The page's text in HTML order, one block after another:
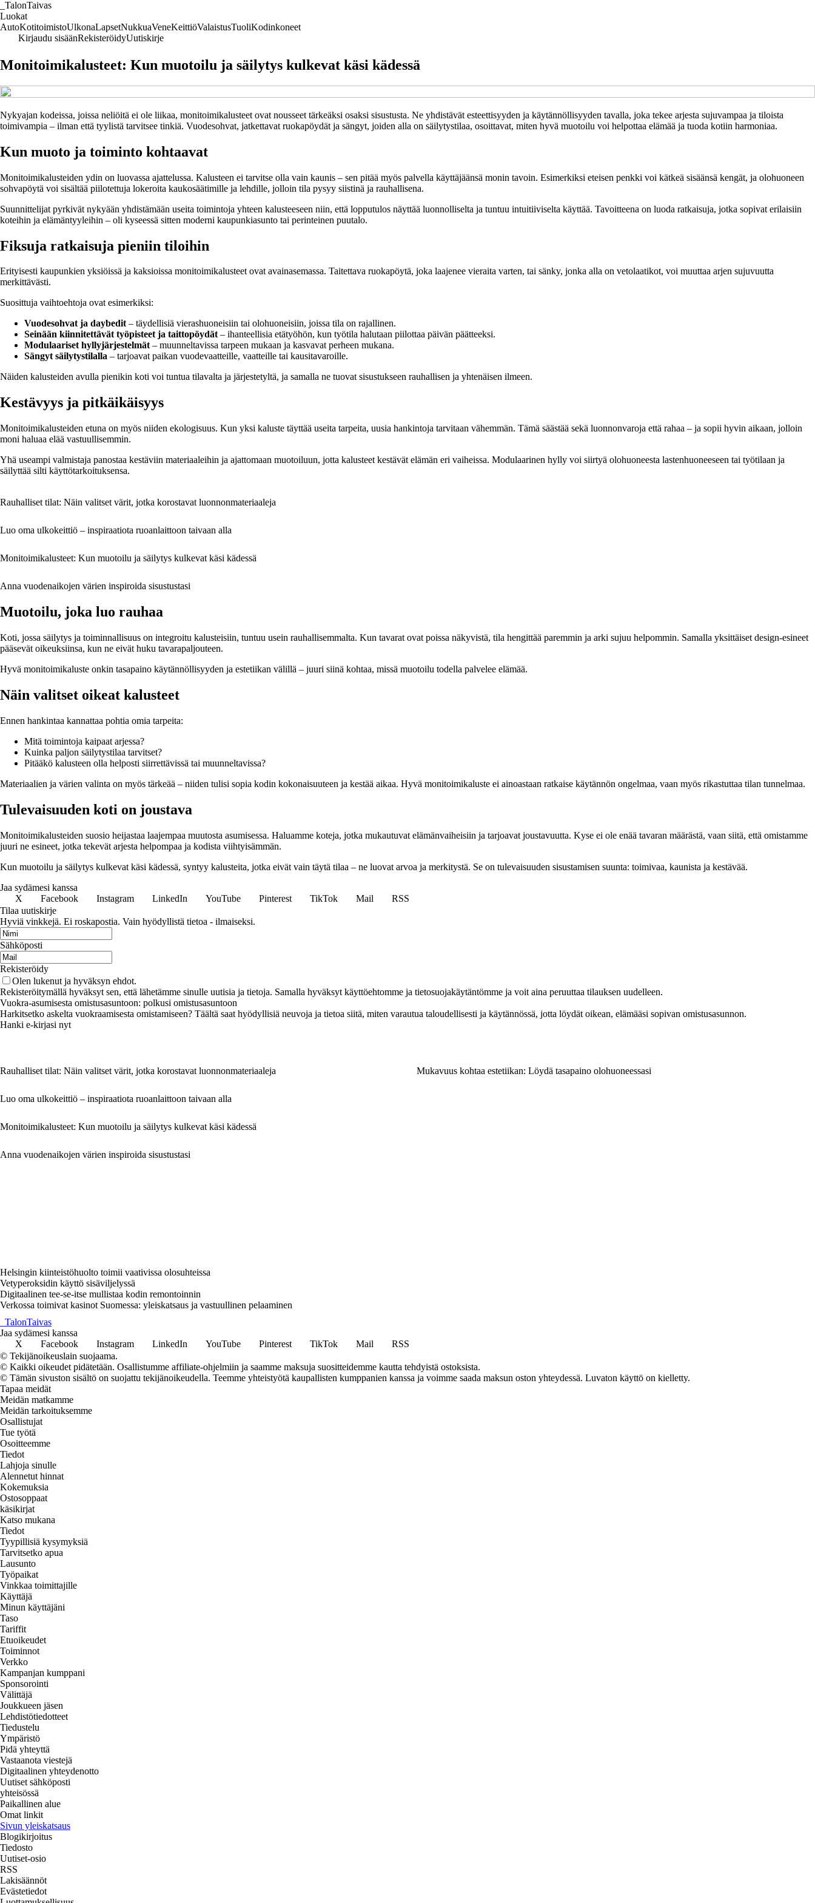
TalonTaivas
Luokat
AutoKotitoimistoUlkonaLapsetNukkuaVeneKeittiöValaistusTuoliKodinkoneet
Kirjaudu sisäänRekisteröidyUutiskirje
Monitoimikalusteet: Kun muotoilu ja säilytys kulkevat käsi kädessä
Nykyajan kodeissa, joissa neliöitä ei ole liikaa, monitoimikalusteet ovat nousseet tärkeäksi osaksi sisustusta. Ne yhdistävät esteettisyyden ja käytännöllisyyden tavalla, joka tekee arjesta sujuvampaa ja tiloista
toimivampia – ilman että tyylistä tarvitsee tinkiä. Vuodesohvat, jatkettavat ruokapöydät ja sängyt, joiden alla on säilytystilaa, osoittavat, miten hyvä muotoilu voi helpottaa elämää ja tuoda kotiin harmoniaa.
Kun muoto ja toiminto kohtaavat
Monitoimikalusteiden ydin on luovassa ajattelussa. Kalusteen ei tarvitse olla vain kaunis – sen pitää myös palvella käyttäjäänsä monin tavoin. Esimerkiksi eteisen penkki voi kätkeä sisäänsä kengät, ja olohuoneen
sohvapöytä voi sisältää piilotettuja lokeroita kaukosäätimille ja lehdille, jolloin tila pysyy siistinä ja rauhallisena.
Suunnittelijat pyrkivät nykyään yhdistämään useita toimintoja yhteen kalusteeseen niin, että lopputulos näyttää luonnolliselta ja tuntuu intuitiiviselta käyttää. Tavoitteena on luoda ratkaisuja, jotka sopivat erilaisiin
koteihin ja elämäntyyleihin – oli kyseessä sitten moderni kaupunkiasunto tai perinteinen puutalo.
Fiksuja ratkaisuja pieniin tiloihin
Erityisesti kaupunkien yksiöissä ja kaksioissa monitoimikalusteet ovat avainasemassa. Taitettava ruokapöytä, joka laajenee vieraita varten, tai sänky, jonka alla on vetolaatikot, voi muuttaa arjen sujuvuutta
merkittävästi.
Suosittuja vaihtoehtoja ovat esimerkiksi:
Vuodesohvat ja daybedit– täydellisiä vierashuoneisiin tai olohuoneisiin, joissa tila on rajallinen.
Seinään kiinnitettävät työpisteet ja taittopöydät– ihanteellisia etätyöhön, kun työtila halutaan piilottaa päivän päätteeksi.
Modulaariset hyllyjärjestelmät– muunneltavissa tarpeen mukaan ja kasvavat perheen mukana.
Sängyt säilytystilalla – tarjoavat paikan vuodevaatteille, vaatteille tai kausitavaroille.
Näiden kalusteiden avulla pienikin koti voi tuntua tilavalta ja järjestetyltä, ja samalla ne tuovat sisustukseen rauhallisen ja yhtenäisen ilmeen.
Kestävyys ja pitkäikäisyys
Monitoimikalusteiden etuna on myös niiden ekologisuus. Kun yksi kaluste täyttää useita tarpeita, uusia hankintoja tarvitaan vähemmän. Tämä säästää sekä luonnonvaroja että rahaa – ja sopii hyvin aikaan, jolloin
moni haluaa elää vastuullisemmin.
Yhä useampi valmistaja panostaa kestäviin materiaaleihin ja ajattomaan muotoiluun, jotta kalusteet kestävät elämän eri vaiheissa. Modulaarinen hylly voi siirtyä olohuoneesta lastenhuoneeseen tai työtilaan ja
säilyttää silti käyttötarkoituksensa.
Rauhalliset tilat: Näin valitset värit, jotka korostavat luonnonmateriaaleja
Luo oma ulkokeittiö – inspiraatiota ruoanlaittoon taivaan alla
Monitoimikalusteet: Kun muotoilu ja säilytys kulkevat käsi kädessä
Anna vuodenaikojen värien inspiroida sisustustasi
Muotoilu, joka luo rauhaa
Koti, jossa säilytys ja toiminnallisuus on integroitu kalusteisiin, tuntuu usein rauhallisemmalta. Kun tavarat ovat poissa näkyvistä, tila hengittää paremmin ja arki sujuu helpommin. Samalla yksittäiset design-esineet
pääsevät oikeuksiinsa, kun ne eivät huku tavarapaljouteen.
Hyvä monitoimikaluste onkin tasapaino käytännöllisyyden ja estetiikan välillä – juuri siinä kohtaa, missä muotoilu todella palvelee elämää.
Näin valitset oikeat kalusteet
Ennen hankintaa kannattaa pohtia omia tarpeita:
Mitä toimintoja kaipaat arjessa?
Kuinka paljon säilytystilaa tarvitset?
Pitääkö kalusteen olla helposti siirrettävissä tai muunneltavissa?
Materiaalien ja värien valinta on myös tärkeää – niiden tulisi sopia kodin kokonaisuuteen ja kestää aikaa. Hyvä monitoimikaluste ei ainoastaan ratkaise käytännön ongelmaa, vaan myös rikastuttaa tilan tunnelmaa.
Tulevaisuuden koti on joustava
Monitoimikalusteiden suosio heijastaa laajempaa muutosta asumisessa. Haluamme koteja, jotka mukautuvat elämänvaiheisiin ja tarjoavat joustavuutta. Kyse ei ole enää tavaran määrästä, vaan siitä, että omistamme
juuri ne esineet, jotka tekevät arjesta helpompaa ja kodista viihtyisämmän.
Kun muotoilu ja säilytys kulkevat käsi kädessä, syntyy kalusteita, jotka eivät vain täytä tilaa – ne luovat arvoa ja merkitystä. Se on tulevaisuuden sisustamisen suunta: toimivaa, kaunista ja kestävää.
Jaa sydämesi kanssa
X
Facebook Instagram LinkedIn YouTube Pinterest TikTok Mail
RSS
Tilaa uutiskirje
Hyviä vinkkejä. Ei roskapostia. Vain hyödyllistä tietoa - ilmaiseksi.
Sähköposti
Rekisteröidy
Olen lukenut ja hyväksyn ehdot.
Rekisteröitymällä hyväksyt sen, että lähetämme sinulle uutisia ja tietoja. Samalla hyväksyt käyttöehtomme ja tietosuojakäytäntömme ja voit aina peruuttaa tilauksen uudelleen.
Vuokra-asumisesta omistusasuntoon: polkusi omistusasuntoon
Harkitsetko askelta vuokraamisesta omistamiseen? Täältä saat hyödyllisiä neuvoja ja tietoa siitä, miten varautua taloudellisesti ja käytännössä, jotta löydät oikean, elämääsi sopivan omistusasunnon.
Hanki e-kirjasi nyt
Rauhalliset tilat: Näin valitset värit, jotka korostavat luonnonmateriaaleja
Luo oma ulkokeittiö – inspiraatiota ruoanlaittoon taivaan alla
Monitoimikalusteet: Kun muotoilu ja säilytys kulkevat käsi kädessä
Anna vuodenaikojen värien inspiroida sisustustasi
Mukavuus kohtaa estetiikan: Löydä tasapaino olohuoneessasi
Helsingin kiinteistöhuolto toimii vaativissa olosuhteissa
Vetyperoksidin käyttö sisäviljelyssä
Digitaalinen tee-se-itse mullistaa kodin remontoinnin
Verkossa toimivat kasinot Suomessa: yleiskatsaus ja vastuullinen pelaaminen
TalonTaivas
Jaa sydämesi kanssa
X
Facebook Instagram LinkedIn YouTube Pinterest TikTok Mail
RSS
© Tekijänoikeuslain suojaama.
© Kaikki oikeudet pidätetään. Osallistumme affiliate-ohjelmiin ja saamme maksuja suositteidemme kautta tehdyistä ostoksista.
© Tämän sivuston sisältö on suojattu tekijänoikeudella. Teemme yhteistyötä kaupallisten kumppanien kanssa ja voimme saada maksun oston yhteydessä. Luvaton käyttö on kielletty.
Tapaa meidät
Meidän matkamme
Meidän tarkoituksemme
Osallistujat
Tue työtä
Osoitteemme
Tiedot
Lahjoja sinulle
Alennetut hinnat
Kokemuksia
Ostosoppaat
käsikirjat
Katso mukana
Tiedot
Tyypillisiä kysymyksiä
Tarvitsetko apua
Lausunto
Työpaikat
Vinkkaa toimittajille
Käyttäjä
Minun käyttäjäni
Taso
Tariffit
Etuoikeudet
Toiminnot
Verkko
Kampanjan kumppani
Sponsorointi
Välittäjä
Joukkueen jäsen
Lehdistötiedotteet
Tiedustelu
Ympäristö
Pidä yhteyttä
Vastaanota viestejä
Digitaalinen yhteydenotto
Uutiset sähköposti
yhteisössä
Paikallinen alue
Omat linkit
Sivun yleiskatsaus
Blogikirjoitus
Tiedosto
Uutiset-osio
RSS
Lakisäännöt
Evästetiedot